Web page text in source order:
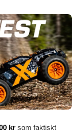
kr som faktiskt